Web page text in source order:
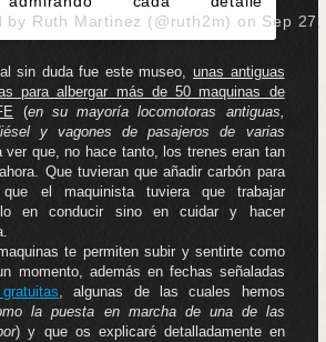
by Ruth Martinez (@ruth2m) on Sep
sin duda fue este museo,unas antiguas
para albergar más de 50 maquinas de
(en su mayoría locomotoras antiguas,
y vagones de pasajeros de varias
ver que, no hace tanto, los trenes eran tan
Que tuvieran que añadir carbón para
el maquinista tuviera que trabajar
en conducir sino en cuidar y hacer
te permiten subir y sentirte como
momento, además en fechas señaladas
, algunas de las cuales hemos
la puesta en marcha de una de las
) y que os explicaré detalladamente en